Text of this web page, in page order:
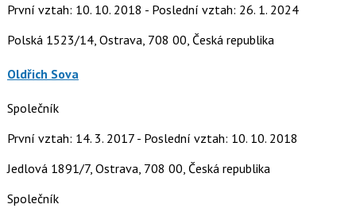
První vztah: 10. 10. 2018 - Poslední vztah: 26. 1. 2024
Polská 1523/14, Ostrava, 708 00, Česká republika
Oldřich Sova
Společník
První vztah: 14. 3. 2017 - Poslední vztah: 10. 10. 2018
Jedlová 1891/7, Ostrava, 708 00, Česká republika
Společník